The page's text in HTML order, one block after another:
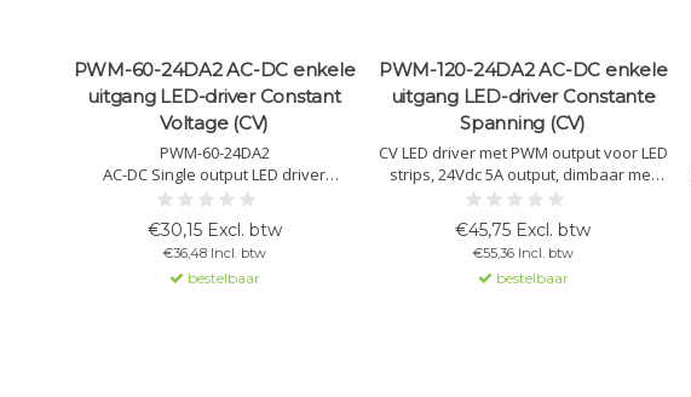
PWM-60-24DA2 AC-DC enkele
uitgang LED-driver Constant
Voltage (CV)
PWM-60-24DA2
AC-DC Single output LED driver
Constant Voltage (CV); PWM output for
LED strips; Output 24Vdc at 2.5A;
Dimming with DALI 2.
€30,15 Excl. btw
€36,48 Incl. btw
bestelbaar
PWM-120-24DA2 AC-DC enkele
uitgang LED-driver Constante
Spanning (CV)
CV LED driver met PWM output voor LED
strips, 24Vdc 5A output, dimbaar met
DALI 2.0, IP67, universele ingang 90-
305V.
€45,75 Excl. btw
€55,36 Incl. btw
bestelbaar